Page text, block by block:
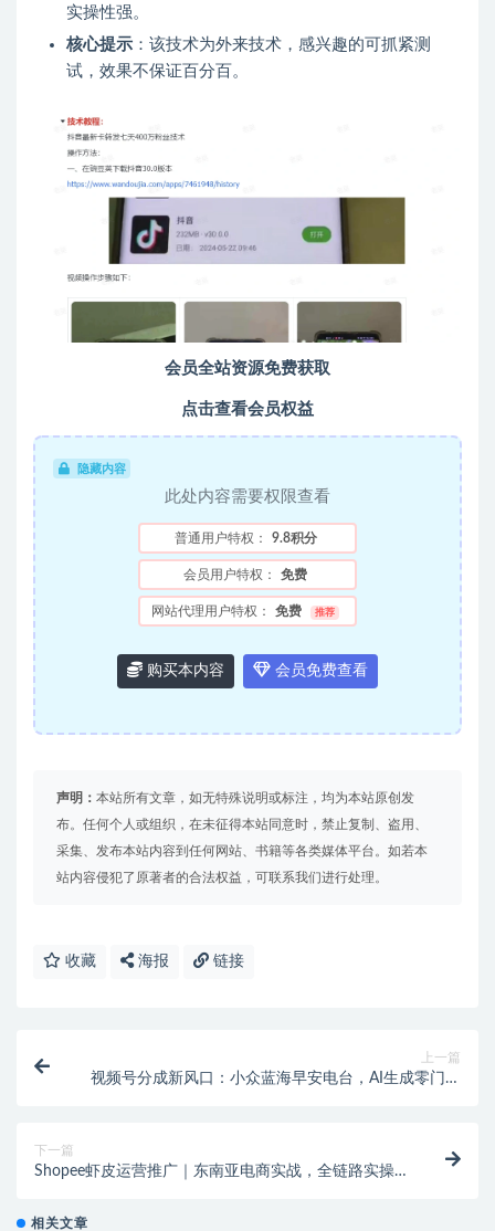
实操性强。
核心提示 ：该技术为外来技术，感兴趣的可抓紧测
试，效果不保证百分百。
会员全站资源免费获取
点击查看会员权益
隐藏内容
此处内容需要权限查看
普通用户特权： 9.8积分
会员用户特权： 免费
网站代理用户特权： 免费 推荐
购买本内容 会员免费查看
声明： 本站所有文章，如无特殊说明或标注，均为本站原创发
布。任何个人或组织，在未征得本站同意时，禁止复制、盗用、
采集、发布本站内容到任何网站、书籍等各类媒体平台。如若本
站内容侵犯了原著者的合法权益，可联系我们进行处理。
收藏 海报 链接
上一篇
视频号分成新风口：小众蓝海早安电台，AI生成零门槛
下一篇
Shopee虾皮运营推广｜东南亚电商实战，全链路实操教
相关文章